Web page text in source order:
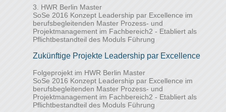
3. HWR Berlin Master
SoSe 2016 Konzept Leadership par Excellence im
berufsbegleitenden Master Prozess- und
Projektmanagement im Fachbereich2 - Etabliert als
Pflichtbestandteil des Moduls Führung
Zukünftige Projekte Leadership par Excellence
Folgeprojekt im HWR Berlin Master
SoSe 2016 Konzept Leadership par Excellence im
berufsbegleitenden Master Prozess- und
Projektmanagement im Fachbereich2 - Etabliert als
Pflichtbestandteil des Moduls Führung